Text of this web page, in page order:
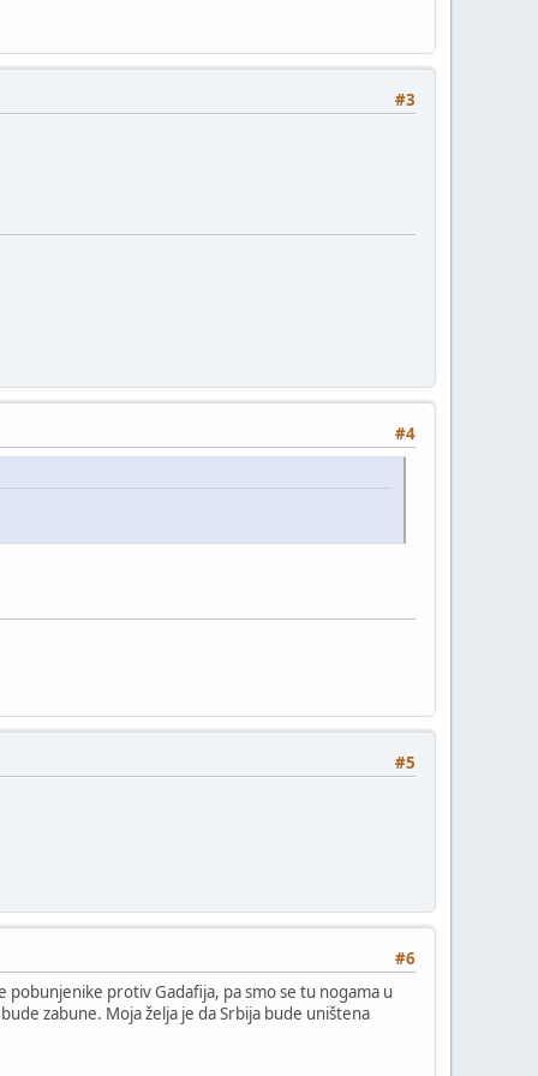
#3
#4
#5
#6
protiv Gadafija, pa smo se tu nogama u
zabune. Moja želja je da Srbija bude uništena